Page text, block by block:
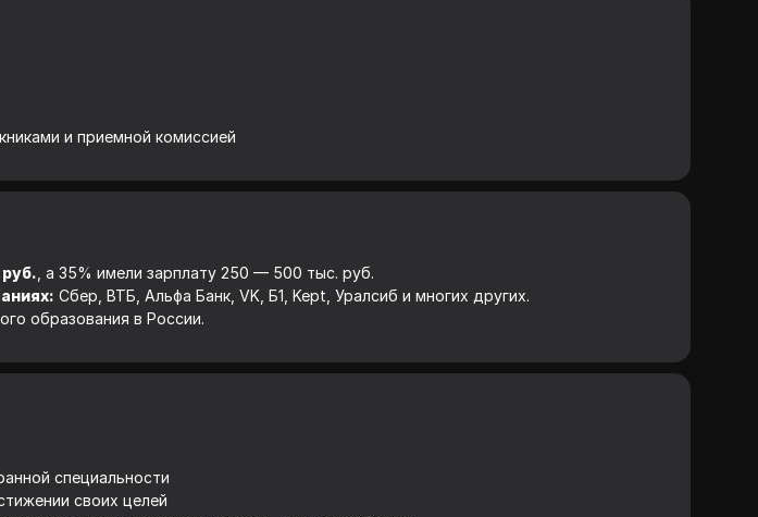
и приемной комиссией
, а 35% имели зарплату 250 — 500 тыс. руб.
Сбер, ВТБ, Альфа Банк, VK, Б1, Kept, Уралсиб и многих других.
образования в России.
специальности
своих целей